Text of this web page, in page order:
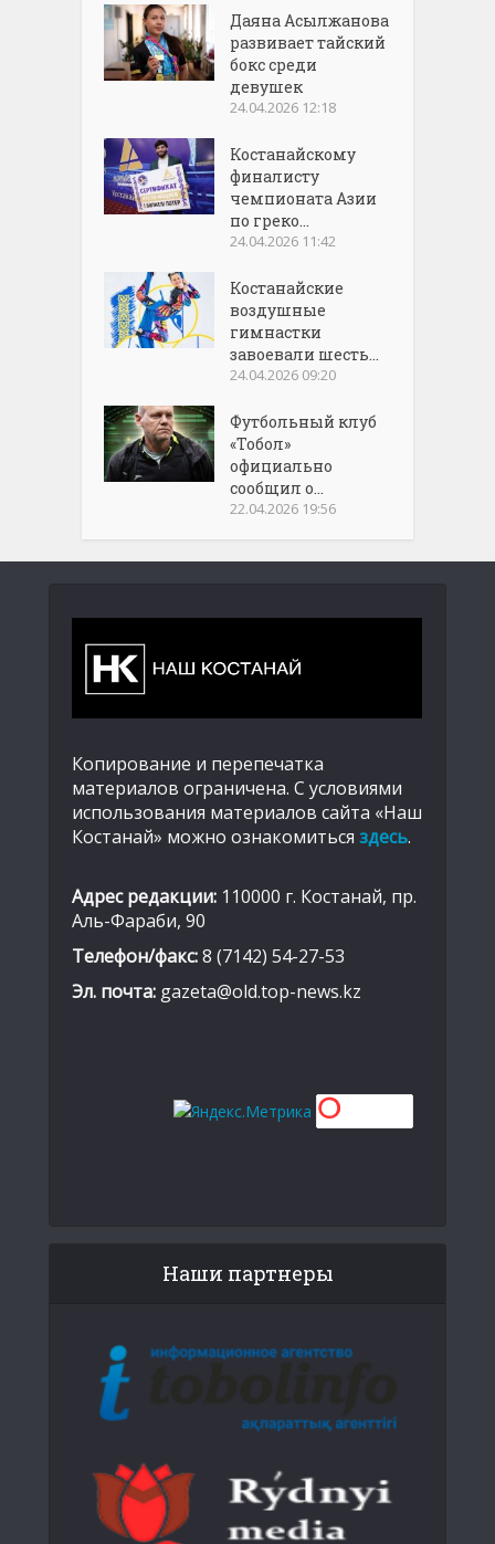
Даяна Асылжанова
развивает тайский
бокс среди
девушек
24.04.2026 12:18
Костанайскому
финалисту
чемпионата Азии
по греко...
24.04.2026 11:42
Костанайские
воздушные
гимнастки
завоевали шесть...
24.04.2026 09:20
Футбольный клуб
«Тобол»
официально
сообщил о...
22.04.2026 19:56
Копирование и перепечатка
материалов ограничена. С условиями
использования материалов сайта «Наш
Костанай» можно ознакомиться здесь.
Адрес редакции: 110000 г. Костанай, пр.
Аль-Фараби, 90
Телефон/факс:8 (7142) 54-27-53
Эл. почта: gazeta@old.top-news.kz
Наши партнеры